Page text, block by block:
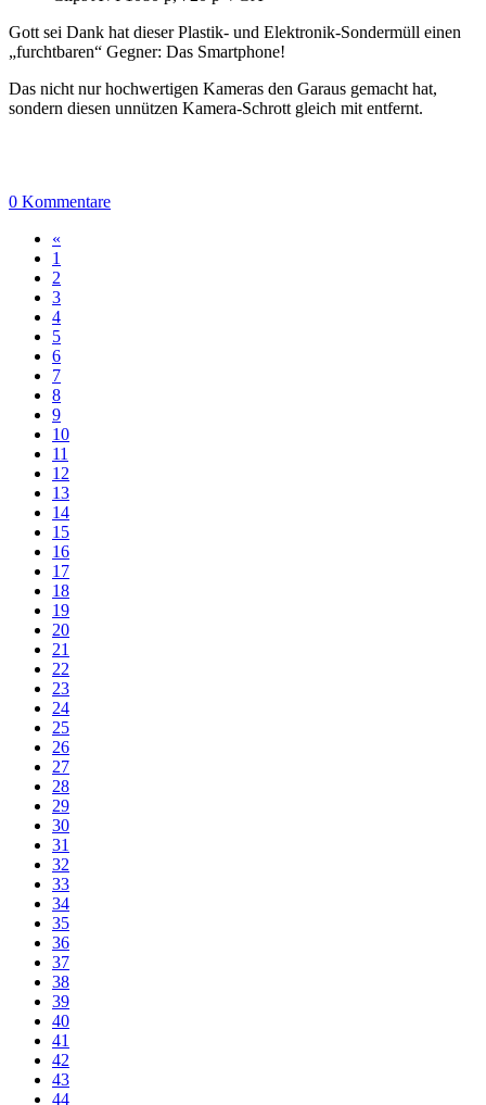
Gott sei Dank hat dieser Plastik- und Elektronik-Sondermüll einen
„furchtbaren“ Gegner: Das Smartphone!
Das nicht nur hochwertigen Kameras den Garaus gemacht hat,
sondern diesen unnützen Kamera-Schrott gleich mit entfernt.
0 Kommentare
«
1
2
3
4
5
6
7
8
9
10
11
12
13
14
15
16
17
18
19
20
21
22
23
24
25
26
27
28
29
30
31
32
33
34
35
36
37
38
39
40
41
42
43
44